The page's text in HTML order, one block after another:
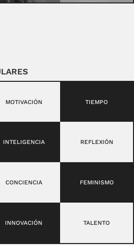
MOTIVACIÓN TIEMPO
INTELIGENCIA REFLEXIÓN
CONCIENCIA FEMINISMO
INNOVACIÓN TALENTO